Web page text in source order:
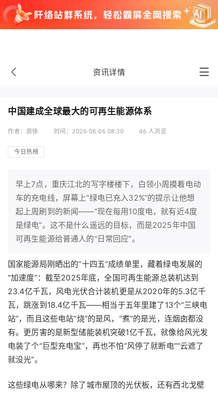
资讯详情
中国建成全球最大的可再生能源体系
作者：辰徐 时间：2026-08-06 08:30 46 人浏览
今日热榜
早上7点，重庆江北的写字楼楼下，白领小周摸着电动
车的充电线，屏幕上“绿电已充入32%”的提示让他想
起上周刷到的新闻——“现在每用10度电，就有近4度
是绿电”。这不是什么遥远的目标，而是2025年中国
可再生能源给普通人的“日常回应”。
国家能源局刚晒出的“十四五”成绩单里，藏着绿电发展的
“加速度”：截至2025年底，全国可再生能源总装机达到
23.4亿千瓦，风电光伏合计装机更是从2020年的5.3亿千
瓦，跳涨到18.4亿千瓦——相当于五年里建了13个“三峡电
站”，而且这些电站“烧”的是风，“煮”的是光，连烟囱都没
有。更厉害的是新型储能装机突破1亿千瓦，就像给风光发
电装了个“巨型充电宝”，再也不怕“风停了就断电”“云遮了
就没光”。
这些绿电从哪来？除了城市屋顶的光伏板，还有西北戈壁